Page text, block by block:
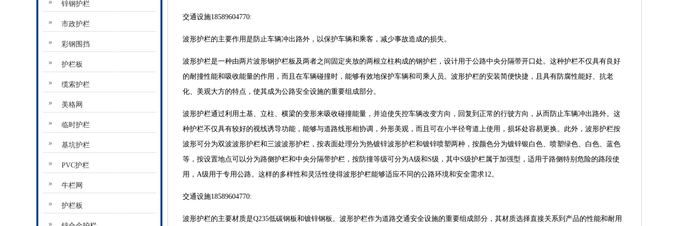
锌钢护栏
市政护栏
彩钢围挡
护栏板
缆索护栏
美格网
临时护栏
基坑护栏
PVC护栏
牛栏网
护栏板
交通设施18589604770:
波形护栏的主要作用是防止车辆冲出路外，以保护车辆和乘客，减少事故造成的损失。
波形护栏是一种由两片波形钢护栏板及两者之间固定夹放的两根立柱构成的钢护栏，设计用于公路中央分隔带开口处。这种护栏不仅具有良好
的耐撞性能和吸收能量的作用，而且在车辆碰撞时，能够有效地保护车辆和司乘人员。波形护栏的安装简便快捷，且具有防腐性能好、抗老
化、美观大方的特点，使其成为公路安全设施的重要组成部分。
波形护栏通过利用土基、立柱、横梁的变形来吸收碰撞能量，并迫使失控车辆改变方向，回复到正常的行驶方向，从而防止车辆冲出路外。这
种护栏不仅具有较好的视线诱导功能，能够与道路线形相协调，外形美观，而且可在小半径弯道上使用，损坏处容易更换。此外，波形护栏按
波形可分为双波波形护栏和三波波形护栏，按表面处理分为热镀锌波形护栏和镀锌喷塑两种，按颜色分为镀锌银白色、喷塑绿色、白色、蓝色
等，按设置地点可以分为路侧护栏和中央分隔带护栏，按防撞等级可分为A级和S级，其中S级护栏属于加强型，适用于路侧特别危险的路段使
用，A级用于专用公路。这样的多样性和灵活性使得波形护栏能够适应不同的公路环境和安全需求12。
交通设施18589604770:
波形护栏的主要材质是Q235低碳钢板和镀锌钢板。 波形护栏作为道路交通安全设施的重要组成部分，其材质选择直接关系到产品的性能和耐用